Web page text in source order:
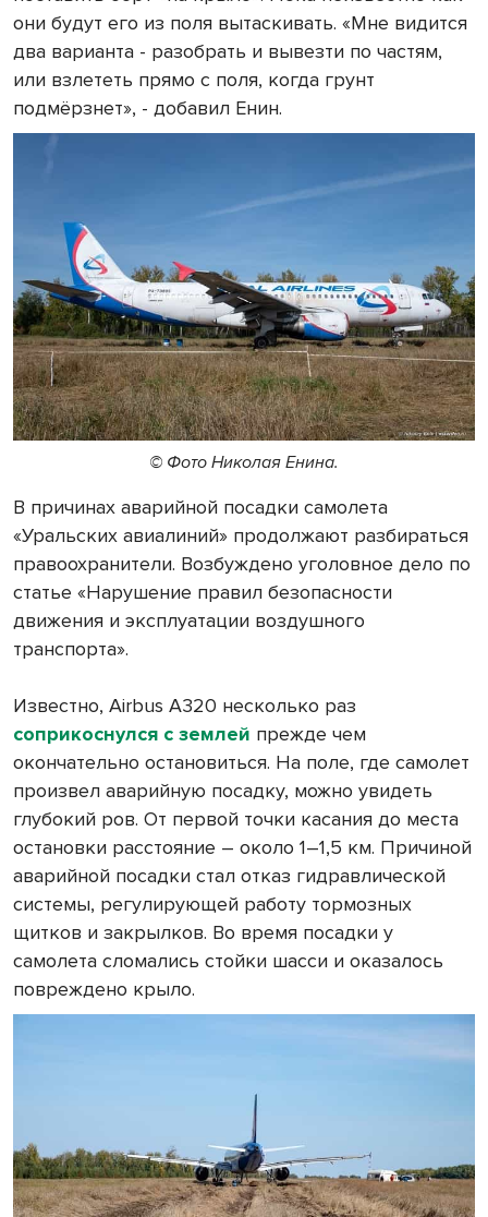
они будут его из поля вытаскивать. «Мне видится
два варианта - разобрать и вывезти по частям,
или взлететь прямо с поля, когда грунт
подмёрзнет», - добавил Енин.
© Фото Николая Енина.
В причинах аварийной посадки самолета
«Уральских авиалиний» продолжают разбираться
правоохранители. Возбуждено уголовное дело по
статье «Нарушение правил безопасности
движения и эксплуатации воздушного
транспорта».
Известно, Airbus A320 несколько раз
соприкоснулся с землей прежде чем
окончательно остановиться. На поле, где самолет
произвел аварийную посадку, можно увидеть
глубокий ров. От первой точки касания до места
остановки расстояние – около 1–1,5 км. Причиной
аварийной посадки стал отказ гидравлической
системы, регулирующей работу тормозных
щитков и закрылков. Во время посадки у
самолета сломались стойки шасси и оказалось
повреждено крыло.